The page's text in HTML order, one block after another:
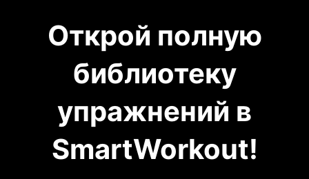
Открой полную
библиотеку
упражнений в
SmartWorkout!